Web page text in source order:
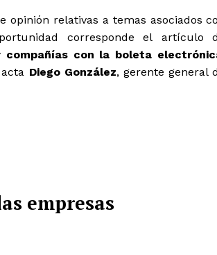
opinión relativas a temas asociados
corresponde el artículo
con la boleta
Diego González, gerente general
empresas